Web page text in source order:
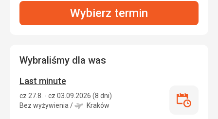
Wybierz termin
Wybraliśmy dla was
Last minute
cz 27.8. - cz 03.09.2026 (8 dni)
Bez wyżywienia/ Kraków
Last